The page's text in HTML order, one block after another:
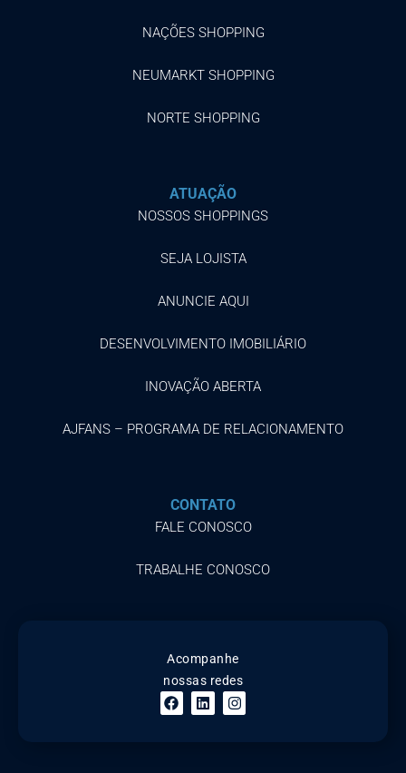
NAÇÕES SHOPPING
NEUMARKT SHOPPING
NORTE SHOPPING
ATUAÇÃO
NOSSOS SHOPPINGS
SEJA LOJISTA
ANUNCIE AQUI
DESENVOLVIMENTO IMOBILIÁRIO
INOVAÇÃO ABERTA
AJFANS – PROGRAMA DE RELACIONAMENTO
CONTATO
FALE CONOSCO
TRABALHE CONOSCO
Acompanhe
nossas redes